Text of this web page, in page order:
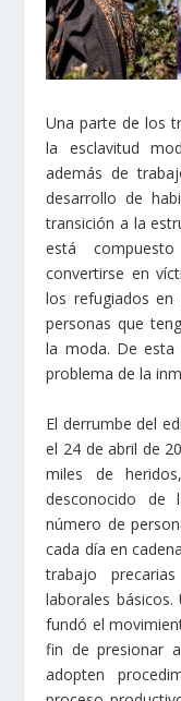
Una parte de los
la esclavitud
además de
desarrollo de
transición a la
está
convertirse en
los refugiados
personas que
la moda. De
problema de la
El derrumbe del
el 24 de abril de
miles de
desconocido de
número de
cada día en
trabajo
laborales
fundó el
fin de presionar
adopten